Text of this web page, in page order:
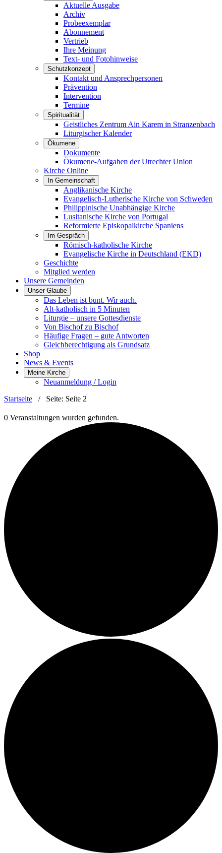
Aktuelle Ausgabe
Archiv
Probeexemplar
Abonnement
Vertrieb
Ihre Meinung
Text- und Fotohinweise
Schutzkonzept
Kontakt und Ansprechpersonen
Prävention
Intervention
Termine
Spiritualität
Geistliches Zentrum Ain Karem in Stranzenbach
Liturgischer Kalender
Ökumene
Dokumente
Ökumene-Aufgaben der Utrechter Union
Kirche Online
In Gemeinschaft
Anglikanische Kirche
Evangelisch-Lutherische Kirche von Schweden
Philippinische Unabhängige Kirche
Lusitanische Kirche von Portugal
Reformierte Episkopalkirche Spaniens
Im Gespräch
Römisch-katholische Kirche
Evangelische Kirche in Deutschland (EKD)
Geschichte
Mitglied werden
Unsere Gemeinden
Unser Glaube
Das Leben ist bunt. Wir auch.
Alt-katholisch in 5 Minuten
Liturgie – unsere Gottesdienste
Von Bischof zu Bischof
Häufige Fragen – gute Antworten
Gleichberechtigung als Grundsatz
Shop
News & Events
Meine Kirche
Neuanmeldung / Login
Startseite / Seite: Seite 2
0 Veranstaltungen wurden gefunden.